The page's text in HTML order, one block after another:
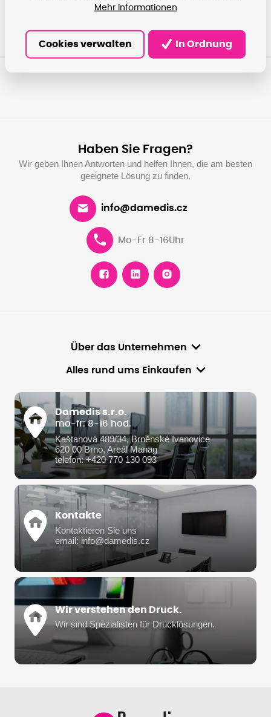
Haben Sie Fragen?
Wir geben Ihnen Antworten und helfen Ihnen, die am besten
geeignete Lösung zu finden.
info@damedis.cz
Mo-Fr 8-16Uhr
Über das Unternehmen
Alles rund ums Einkaufen
Damedis s.r.o.
mo-fr: 8-16 hod.
Kaštanová 489/34, Brněnské Ivanovice
620 00 Brno, Areál Manag
telefon: +420 770 130 093
Kontakte
Kontaktieren Sie uns
email: info@damedis.cz
Wir verstehen den Druck.
Wir sind Spezialisten für Drucklösungen.
Mehr Informationen
Cookies verwalten In Ordnung